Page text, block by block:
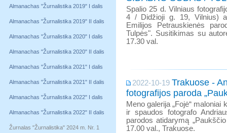
Almanachas "Žurnalistika 2019" I dalis
Almanachas "Žurnalistika 2019" II dalis
Almanachas "Žurnalistika 2020" I dalis
Almanachas "Žurnalistika 2020" II dalis
Almanachas "Žurnalistika 2021" I dalis
Almanachas "Žurnalistika 2021" II dalis
Almanachas "Žurnalistika 2022" I dalis
Almanachas "Žurnalistika 2022" II dalis
Žurnalas "Žurnalistika" 2024 m. Nr. 1
Spalio 25 d. Vilniaus
4 / Didžioji g. 19, Vilnius)
Emilijos Petrauskienės
Tulpės". Susitikimas su
17.30 val.
2022-10-19 Trakuose -
fotografijos paroda
Meno galerija „Fojė“ maloniai
ir spaudos fotografo
parodos atidarymą
17.00 val., Trakuose.